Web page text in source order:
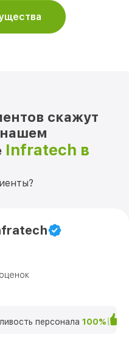
скажут
Infratech в
персонала 100%